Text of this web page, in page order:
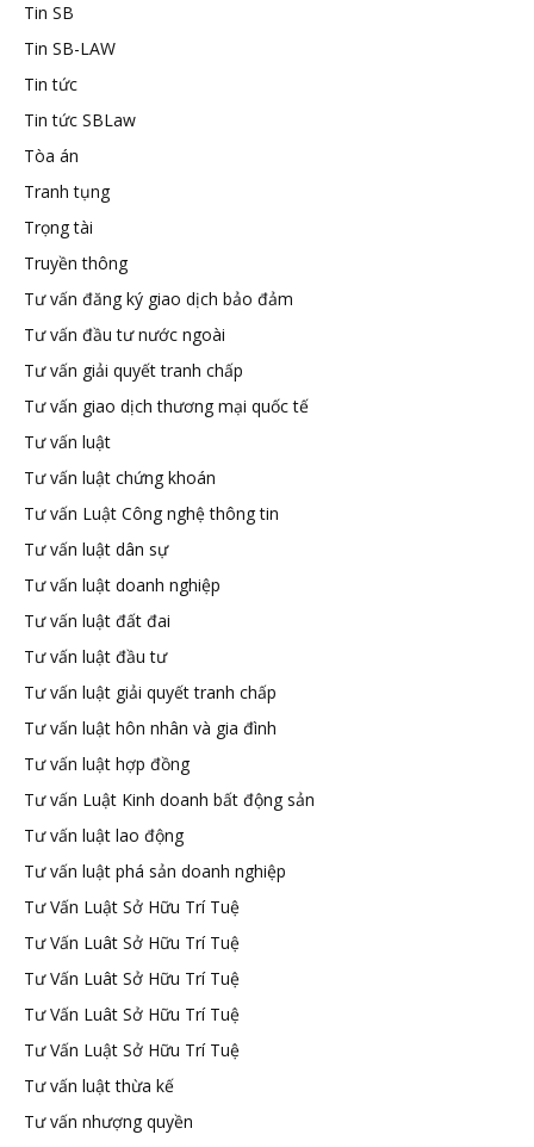
Tin SB
Tin SB-LAW
Tin tức
Tin tức SBLaw
Tòa án
Tranh tụng
Trọng tài
Truyền thông
Tư vấn đăng ký giao dịch bảo đảm
Tư vấn đầu tư nước ngoài
Tư vấn giải quyết tranh chấp
Tư vấn giao dịch thương mại quốc tế
Tư vấn luật
Tư vấn luật chứng khoán
Tư vấn Luật Công nghệ thông tin
Tư vấn luật dân sự
Tư vấn luật doanh nghiệp
Tư vấn luật đất đai
Tư vấn luật đầu tư
Tư vấn luật giải quyết tranh chấp
Tư vấn luật hôn nhân và gia đình
Tư vấn luật hợp đồng
Tư vấn Luật Kinh doanh bất động sản
Tư vấn luật lao động
Tư vấn luật phá sản doanh nghiệp
Tư Vấn Luật Sở Hữu Trí Tuệ
Tư Vấn Luât Sở Hữu Trí Tuệ
Tư Vấn Luât Sở Hữu Trí Tuệ
Tư Vấn Luât Sở Hữu Trí Tuệ
Tư Vấn Luật Sở Hữu Trí Tuệ
Tư vấn luật thừa kế
Tư vấn nhượng quyền